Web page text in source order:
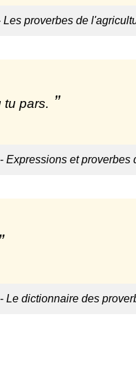
Les proverbes de
tu pars.
- Expressions et proverbes
Le dictionnaire des